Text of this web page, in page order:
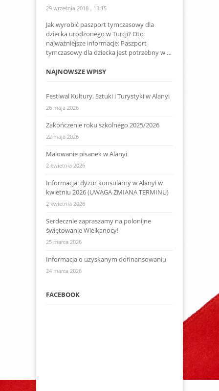
29 września 2018 - 13:15
Jak wyrobić paszport tymczasowy dla
dziecka urodzonego w Turcji? Oto
najważniejsze informacje: Paszport
tymczasowy dla dziecka jest potrzebny w …
NAJNOWSZE WPISY
Festiwal Kultury, Sztuki i Turystyki w Alanyi
26 maja 2026
Zakończenie roku szkolnego 2025/2026
22 maja 2026
Malowanie pisanek w Alanyi
2 kwietnia 2026
Informacja: dyżur konsularny w Alanyi w
kwietniu 2026 (UWAGA ZMIANA TERMINU)
2 kwietnia 2026
Serdecznie zapraszamy na polonijne
świętowanie Wielkanocy!
25 marca 2026
Informacja o uzyskanym dofinansowaniu
24 marca 2026
FACEBOOK